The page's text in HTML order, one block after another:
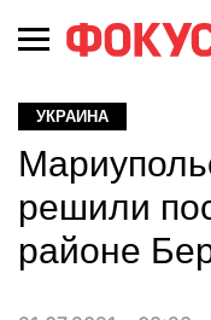
УКРАИНА
решили
районе